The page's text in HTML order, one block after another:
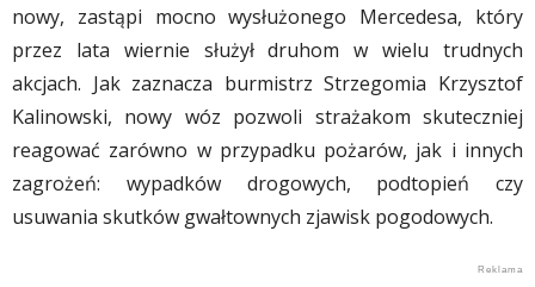
nowy, zastąpi mocno wysłużonego Mercedesa, który
przez lata wiernie służył druhom w wielu trudnych
akcjach. Jak zaznacza burmistrz Strzegomia Krzysztof
Kalinowski, nowy wóz pozwoli strażakom skuteczniej
reagować zarówno w przypadku pożarów, jak i innych
zagrożeń: wypadków drogowych, podtopień czy
usuwania skutków gwałtownych zjawisk pogodowych.